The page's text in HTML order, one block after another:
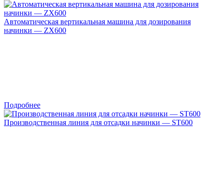
Автоматическая вертикальная машина для дозирования
начинки — ZX600
Подробнее
Производственная линия для отсадки начинки — ST600